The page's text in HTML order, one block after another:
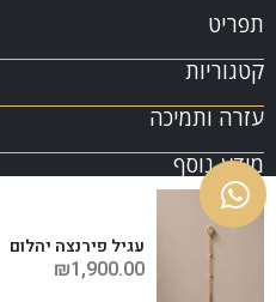
עגיל פירנצה יהלום
₪1,900.00
תפריט
SALE
ABOUT ME
יצירת קשר
תרומה
שובר מתנה
קטגוריות
שרשראות
צמידים
עגילים
טבעות
עזרה ותמיכה
יתרה של כרטיס
מדריך מידות – טבעות
שאלות ותשובות
רשימת משאלות
מידע נוסף
תנאי שימוש לאתר
מדיניות פרטיות ושמירת סודיות
הצהרת נגישות